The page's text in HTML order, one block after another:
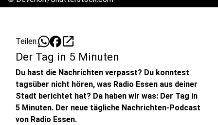
Teilen: open_in_new
Der Tag in 5 Minuten
Du hast die Nachrichten verpasst? Du konntest
tagsüber nicht hören, was Radio Essen aus deiner
Stadt berichtet hat? Da haben wir was: Der Tag in
5 Minuten. Der neue tägliche Nachrichten-Podcast
von Radio Essen.